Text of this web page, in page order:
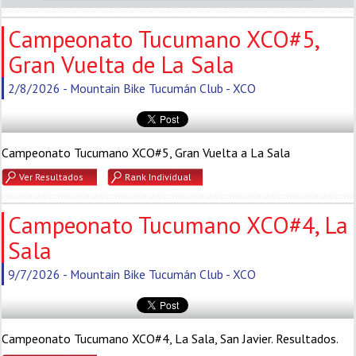
Campeonato Tucumano XCO#5,
Gran Vuelta de La Sala
2/8/2026 - Mountain Bike Tucumán Club - XCO
Campeonato Tucumano XCO#5, Gran Vuelta a La Sala
Ver Resultados Rank Individual
Campeonato Tucumano XCO#4, La
Sala
9/7/2026 - Mountain Bike Tucumán Club - XCO
Campeonato Tucumano XCO#4, La Sala, San Javier. Resultados.